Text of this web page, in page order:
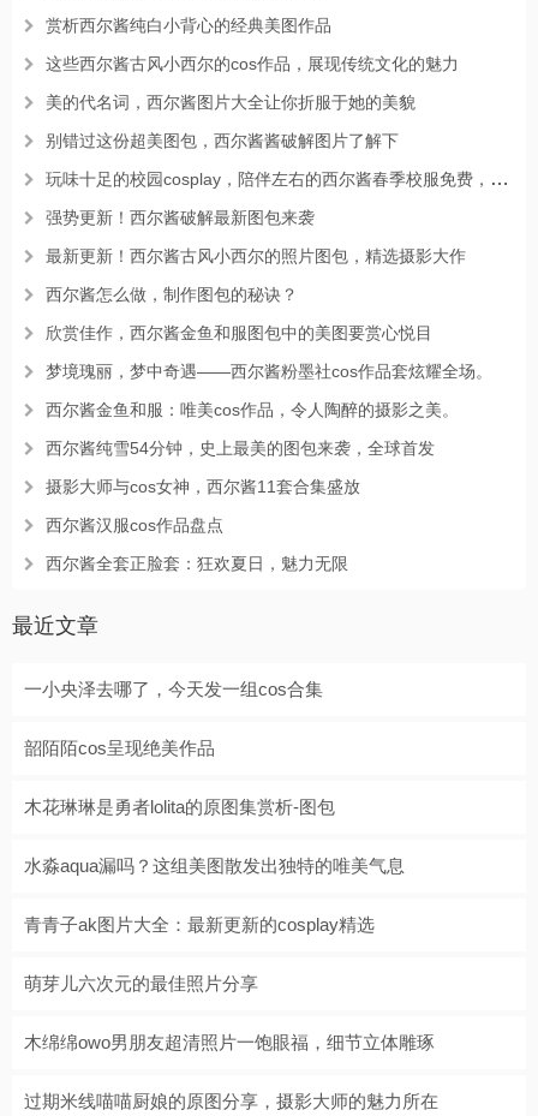
赏析西尔酱纯白小背心的经典美图作品
这些西尔酱古风小西尔的cos作品，展现传统文化的魅力
美的代名词，西尔酱图片大全让你折服于她的美貌
别错过这份超美图包，西尔酱酱破解图片了解下
玩味十足的校园cosplay，陪伴左右的西尔酱春季校服免费，你绝不能错过它的套装
强势更新！西尔酱破解最新图包来袭
最新更新！西尔酱古风小西尔的照片图包，精选摄影大作
西尔酱怎么做，制作图包的秘诀？
欣赏佳作，西尔酱金鱼和服图包中的美图要赏心悦目
梦境瑰丽，梦中奇遇——西尔酱粉墨社cos作品套炫耀全场。
西尔酱金鱼和服：唯美cos作品，令人陶醉的摄影之美。
西尔酱纯雪54分钟，史上最美的图包来袭，全球首发
摄影大师与cos女神，西尔酱11套合集盛放
西尔酱汉服cos作品盘点
西尔酱全套正脸套：狂欢夏日，魅力无限
最近文章
一小央泽去哪了，今天发一组cos合集
韶陌陌cos呈现绝美作品
木花琳琳是勇者lolita的原图集赏析-图包
水淼aqua漏吗？这组美图散发出独特的唯美气息
青青子ak图片大全：最新更新的cosplay精选
萌芽儿六次元的最佳照片分享
木绵绵owo男朋友超清照片一饱眼福，细节立体雕琢
过期米线喵喵厨娘的原图分享，摄影大师的魅力所在